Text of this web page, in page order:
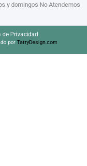
y domingos No Atendemos
de Privacidad
por TatryDesign.com